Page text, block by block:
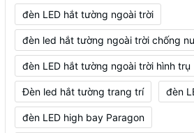
đèn LED hắt tường ngoài trời
đèn led hắt tường ngoài trời chống
đèn LED hắt tường ngoài trời hình trụ
Đèn led hắt tường trang trí đèn
đèn LED high bay Paragon